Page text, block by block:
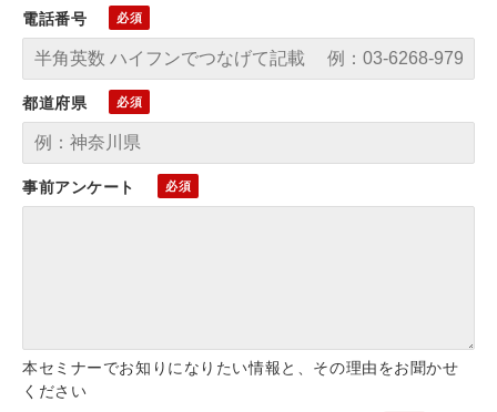
電話番号
都道府県
事前アンケート
本セミナーでお知りになりたい情報と、その理由をお聞かせ
ください